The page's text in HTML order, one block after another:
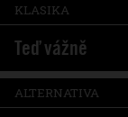
KLASIKA
Teď vážně
ALTERNATIVA